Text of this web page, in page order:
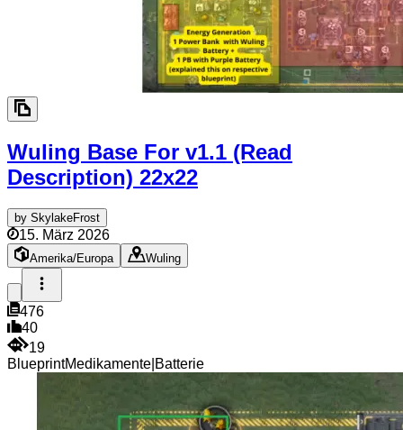
Wuling Base For v1.1 (Read
Description) 22x22
by SkylakeFrost
15. März 2026
Amerika/Europa Wuling
476
40
19
BlueprintMedikamente Batterie